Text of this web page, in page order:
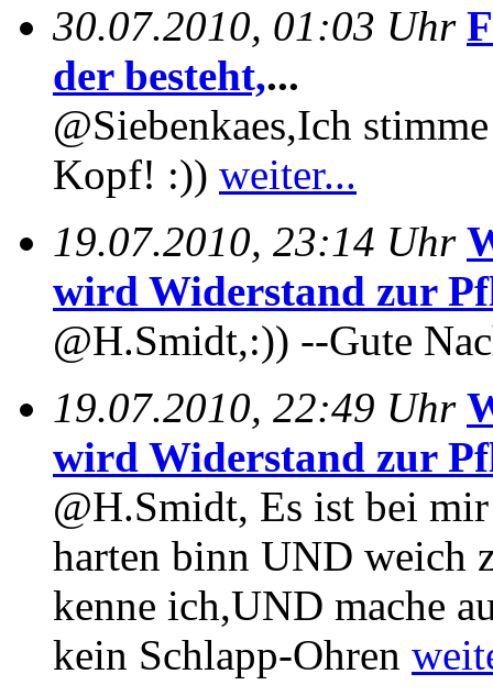
30.07.2010, 01:03 Uhr
der besteht,...
@Siebenkaes,Ich
Kopf! :)) weiter...
19.07.2010, 23:14 Uhr
wird Widerstand zur
@H.Smidt,:)) --Gute
19.07.2010, 22:49 Uhr
wird Widerstand zur
@H.Smidt, Es ist bei
harten binn UND weich
kenne ich,UND mache
kein Schlapp-Ohren